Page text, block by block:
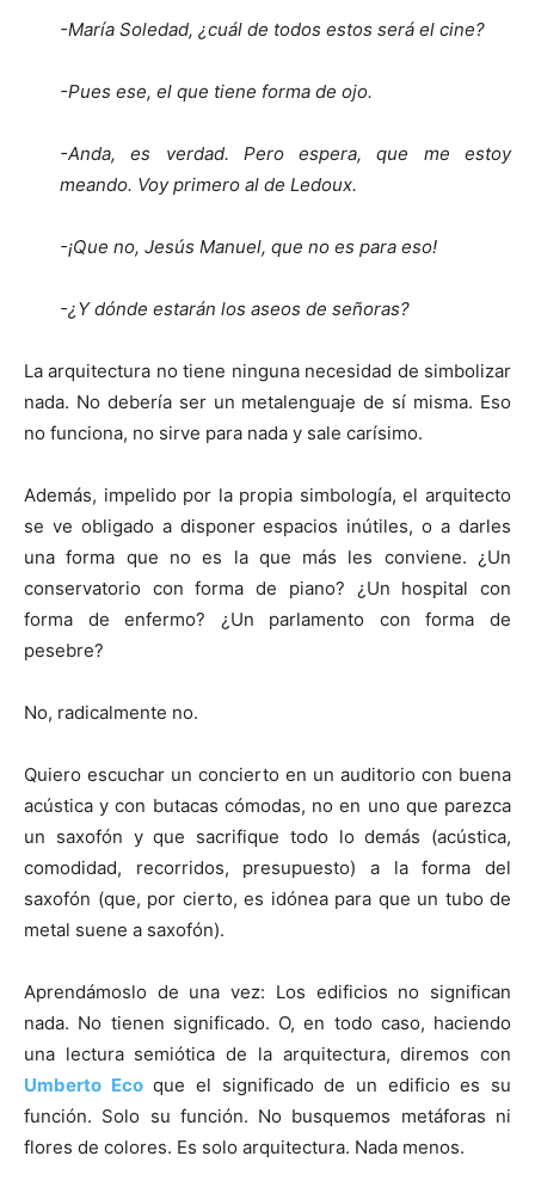
-María Soledad, ¿cuál de todos estos será el cine?
-Pues ese, el que tiene forma de ojo.
-Anda, es verdad. Pero espera, que me estoy
meando. Voy primero al de Ledoux.
-¡Que no, Jesús Manuel, que no es para eso!
-¿Y dónde estarán los aseos de señoras?
La arquitectura no tiene ninguna necesidad de simbolizar
nada. No debería ser un metalenguaje de sí misma. Eso
no funciona, no sirve para nada y sale carísimo.
Además, impelido por la propia simbología, el arquitecto
se ve obligado a disponer espacios inútiles, o a darles
una forma que no es la que más les conviene. ¿Un
conservatorio con forma de piano? ¿Un hospital con
forma de enfermo? ¿Un parlamento con forma de
pesebre?
No, radicalmente no.
Quiero escuchar un concierto en un auditorio con buena
acústica y con butacas cómodas, no en uno que parezca
un saxofón y que sacrifique todo lo demás (acústica,
comodidad, recorridos, presupuesto) a la forma del
saxofón (que, por cierto, es idónea para que un tubo de
metal suene a saxofón).
Aprendámoslo de una vez: Los edificios no significan
nada. No tienen significado. O, en todo caso, haciendo
una lectura semiótica de la arquitectura, diremos con
Umberto Ecoque el significado de un edificio es su
función. Solo su función. No busquemos metáforas ni
flores de colores. Es solo arquitectura. Nada menos.